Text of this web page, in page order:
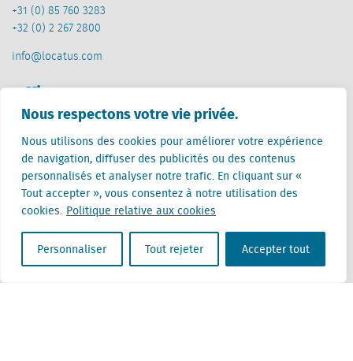
Nous respectons votre vie privée.
Nous utilisons des cookies pour améliorer votre expérience
de navigation, diffuser des publicités ou des contenus
personnalisés et analyser notre trafic. En cliquant sur «
Tout accepter », vous consentez à notre utilisation des
cookies. Politique relative aux cookies
Personnaliser Tout rejeter Accepter tout
+31 (0) 85 760 3283
+32 (0) 2 267 2800
info@locatus.com
Offices
Creative Valley
Stationsplein 32
3511 ED Utrecht
Belgique
Rue Cantersteen 47
1000 Bruxelles